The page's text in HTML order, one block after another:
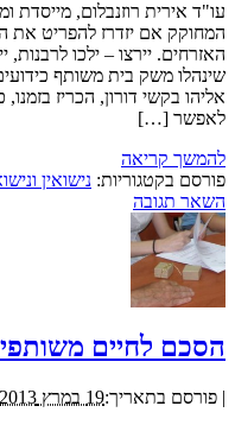
עו"ד אירית רוזנבלום,
המחוקק אם יזדרז להפריט את
האזרחים. יירצו – ילכו לרבנות,
שינהלו משק בית משותף
אליהו בקשי דורון, הכריז
לאפשר […]
להמשך קריאה
פורסם בקטגוריות: נישואין
השאר תגובה
הסכם לחיים
| פורסם בתאריך:19 במרץ 2013